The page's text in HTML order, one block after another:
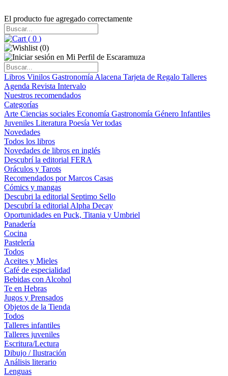
El producto fue agregado correctamente
( 0 )
(0)
Libros Vinilos Gastronomía Alacena Tarjeta de Regalo Talleres
Agenda Revista Intervalo
Nuestros recomendados
Categorías
Arte Ciencias sociales Economía Gastronomía Género Infantiles
Juveniles Literatura Poesía Ver todas
Novedades
Todos los libros
Novedades de libros en inglés
Descubrí la editorial FERA
Oráculos y Tarots
Recomendados por Marcos Casas
Cómics y mangas
Descubri la editorial Septimo Sello
Descubrí la editorial Alpha Decay
Oportunidades en Puck, Titania y Umbriel
Panadería
Cocina
Pastelería
Todos
Aceites y Mieles
Café de especialidad
Bebidas con Alcohol
Te en Hebras
Jugos y Prensados
Objetos de la Tienda
Todos
Talleres infantiles
Talleres juveniles
Escritura/Lectura
Dibujo / Ilustración
Análisis literario
Lenguas